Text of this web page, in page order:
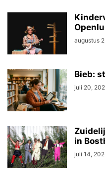
augustus
Bieb:
juli 20,
in
juli 14,